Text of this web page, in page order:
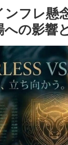
ンフレ懸
の影響